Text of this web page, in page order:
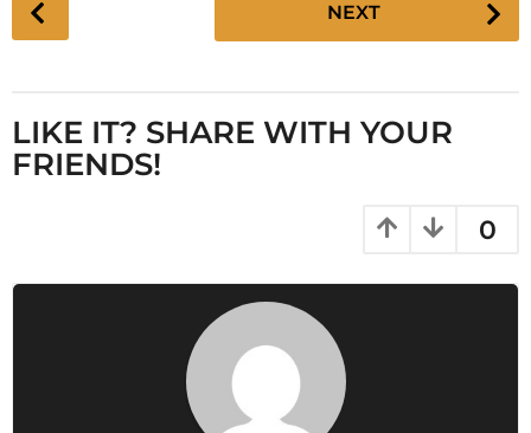
o
P
a
a
NEXT
LIKE IT? SHARE WITH YOUR
FRIENDS!
0